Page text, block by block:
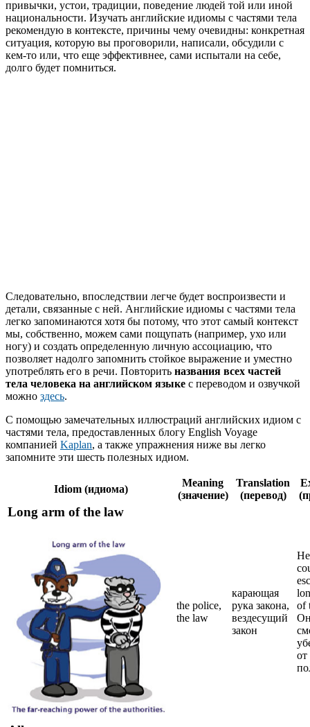
привычки, устои, традиции, поведение людей той или иной
национальности. Изучать английские идиомы с частями тела
рекомендую в контексте, причины чему очевидны: конкретная
ситуация, которую вы проговорили, написали, обсудили с
кем-то или, что еще эффективнее, сами испытали на себе,
долго будет помниться.
Следовательно, впоследствии легче будет воспроизвести и
детали, связанные с ней. Английские идиомы с частями тела
легко запоминаются хотя бы потому, что этот самый контекст
мы, собственно, можем сами пощупать (например, ухо или
ногу) и создать определенную личную ассоциацию, что
позволяет надолго запомнить стойкое выражение и уместно
употреблять его в речи. Повторить названия всех частей
тела человека на английском языке с переводом и озвучкой
можно здесь.
С помощью замечательных иллюстраций английских идиом с
частями тела, предоставленных блогу English Voyage
компанией Kaplan, а также упражнения ниже вы легко
запомните эти шесть полезных идиом.
Idiom (идиома)
Meaning
(значение)
Translation
(перевод)
Long arm of the law
the police,
the law
карающая
рука закона,
вездесущий
закон
He
of
от